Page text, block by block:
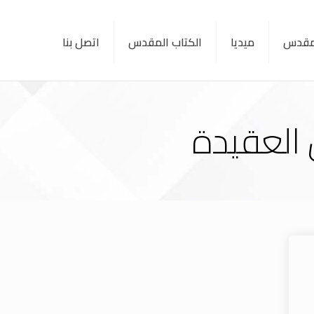
ميديا الكتاب المقدس اتصل بنا